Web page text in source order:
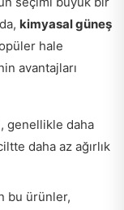
kimyasal güneş
hale
avantajları
genellikle daha
daha az ağırlık
bu ürünler,